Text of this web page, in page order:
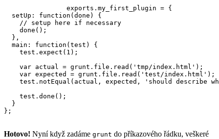
exports.my_first_plugin = {
  setUp: function(done) {
    // setup here if necessary
    done();
  },
  main: function(test) {
    test.expect(1);
    var actual = grunt.file.read('tmp/index.html');
    var expected = grunt.file.read('test/index.html');
test.notEqual(actual, expected, 'should describe
    test.done();
  }
};
Hotovo! Nyní když zadáme grunt do příkazového řádku, veškeré